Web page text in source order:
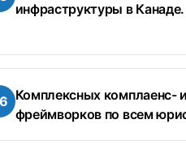
инфраструктуры в Канаде.
Комплексных комплаенс-
фреймворков по всем